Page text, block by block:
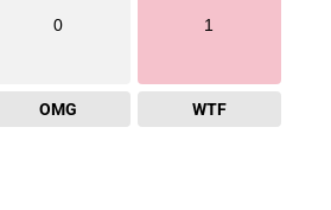
0
OMG
1
WTF